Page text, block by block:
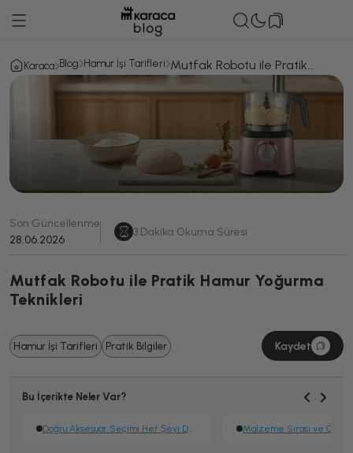
Karaca Blog Hamur İşi Tarifleri Mutfak Robotu ile Pratik
Hamur Yoğurma Teknikleri
Son Güncellenme
28.06.2026
3 Dakika Okuma Süresi
Mutfak Robotu ile Pratik Hamur Yoğurma
Teknikleri
Hamur İşi Tarifleri Pratik Bilgiler Kaydet
Bu İçerikte Neler Var?
Doğru Aksesuar Seçimi Her Şeyi Değiştirir Malzeme Sırası ve Ön